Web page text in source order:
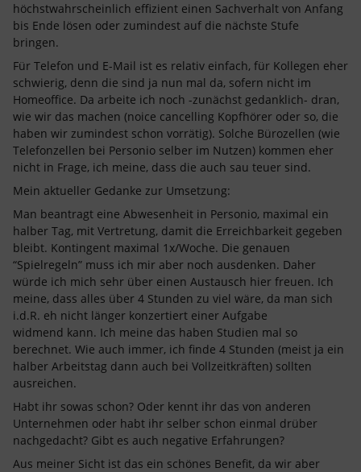
höchstwahrscheinlich effizient einen Sachverhalt von Anfang
bis Ende lösen oder zumindest auf die nächste Stufe
bringen.
Für Telefon und E-Mail ist es relativ einfach, für Kollegen eher
schwierig, denn die sind ja nun mal da, sofern nicht im
Homeoffice. Da arbeite ich noch -zunächst gedanklich- dran,
wie wir das machen (noice cancelling Kopfhörer oder so, die
haben wir zumindest schon vorrätig). Solche Bürozellen (wie
Telefonzellen bei Personio selber im Nutzen) kommen eher
nicht in Frage, ich meine, dass die auch sau teuer sind.
Mein aktueller Gedanke zur Umsetzung:
Man beantragt eine Abwesenheit in Personio, maximal ein
halber Tag, mit Vertretung, damit die Erreichbarkeit gegeben
bleibt. Kontingent maximal 1x/Woche. Die genauen
“Spielregeln” muss ich mir aber noch ausdenken. Daher
würde ich mich sehr über einen Austausch hier freuen. Ich
meine, dass alles über 4 Stunden zu viel wäre, da man sich
i.d.R. eh nicht länger konzertiert einer Aufgabe
widmend kann. Ich meine das haben Studien mal so
berechnet. Wie auch immer, ich finde 4 Stunden (meist ja ein
halber Arbeitstag dann auch bei Vollzeitkräften) sollten
ausreichen.
Habt ihr sowas schon? Oder kennt ihr das von anderen
Unternehmen oder habt ihr selber schon einmal drüber
nachgedacht? Gibt es auch negative Erfahrungen?
Aus meiner Sicht ist das ein schönes Benefit, da wir aber